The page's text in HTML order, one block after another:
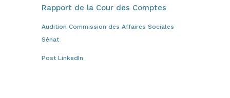
Rapport de la Cour des Comptes
Audition Commission des Affaires Sociales
Sénat
Post LinkedIn